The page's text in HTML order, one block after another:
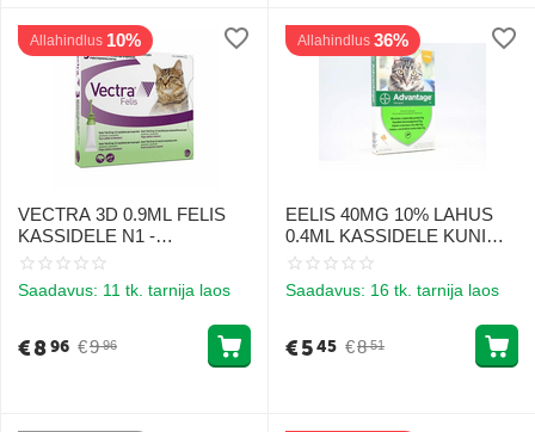
Allahindlus 10%
VECTRA 3D 0.9ML FELIS
KASSIDELE N1 -
PARASIITIDE VASTASED
Saadavus: 11 tk. tarnija laos
€9 96
€896
Allahindlus 36%
EELIS 40MG 10% LAHUS
0.4ML KASSIDELE KUNI
4KG N1
Saadavus: 16 tk. tarnija laos
€8 51
€545